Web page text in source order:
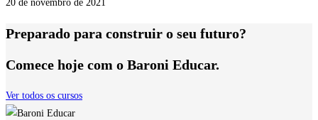
20 de novembro de 2021
Preparado para construir o seu futuro?
Comece hoje com o Baroni Educar.
Ver todos os cursos